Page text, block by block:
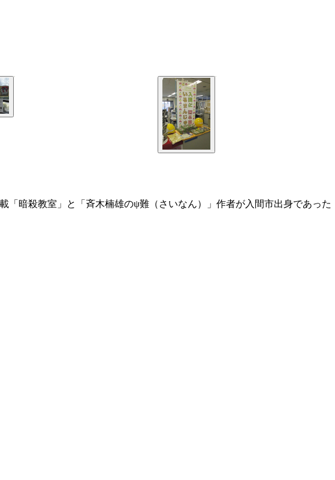
ゅう」よりふた周りほど大きい。市ではセットで「いるまちゃ」の販売
暗殺教室」と「斉木楠雄のψ難（さいなん）」作者が入間市出身であった